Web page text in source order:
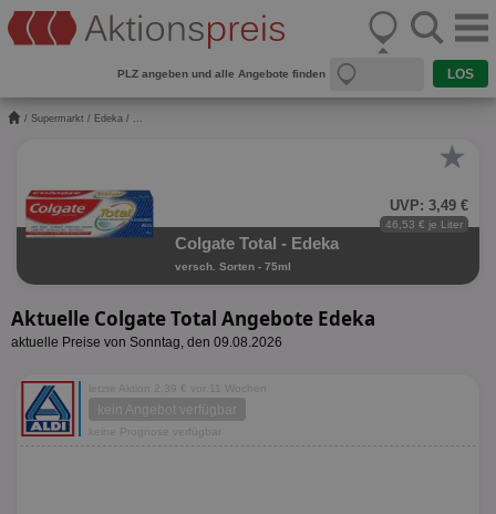
PLZ angeben und alle Angebote finden
/ Supermarkt / Edeka / ...
★
UVP: 3,49 €
46,53 € je Liter
Colgate Total - Edeka
versch. Sorten - 75ml
Aktuelle Colgate Total Angebote Edeka
aktuelle Preise von Sonntag, den 09.08.2026
letzte Aktion 2,39 € vor 11 Wochen
kein Angebot verfügbar
keine Prognose verfügbar